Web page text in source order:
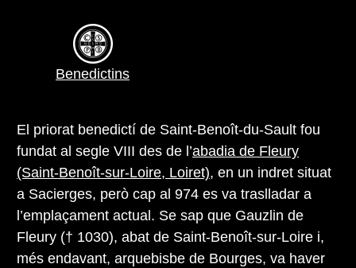
Benedictins
El priorat benedictí de Saint-Benoît-du-Sault fou
fundat al segle VIII des de l’abadia de Fleury
(Saint-Benoît-sur-Loire, Loiret), en un indret situat
a Sacierges, però cap al 974 es va traslladar a
l’emplaçament actual. Se sap que Gauzlin de
Fleury († 1030), abat de Saint-Benoît-sur-Loire i,
més endavant, arquebisbe de Bourges, va haver